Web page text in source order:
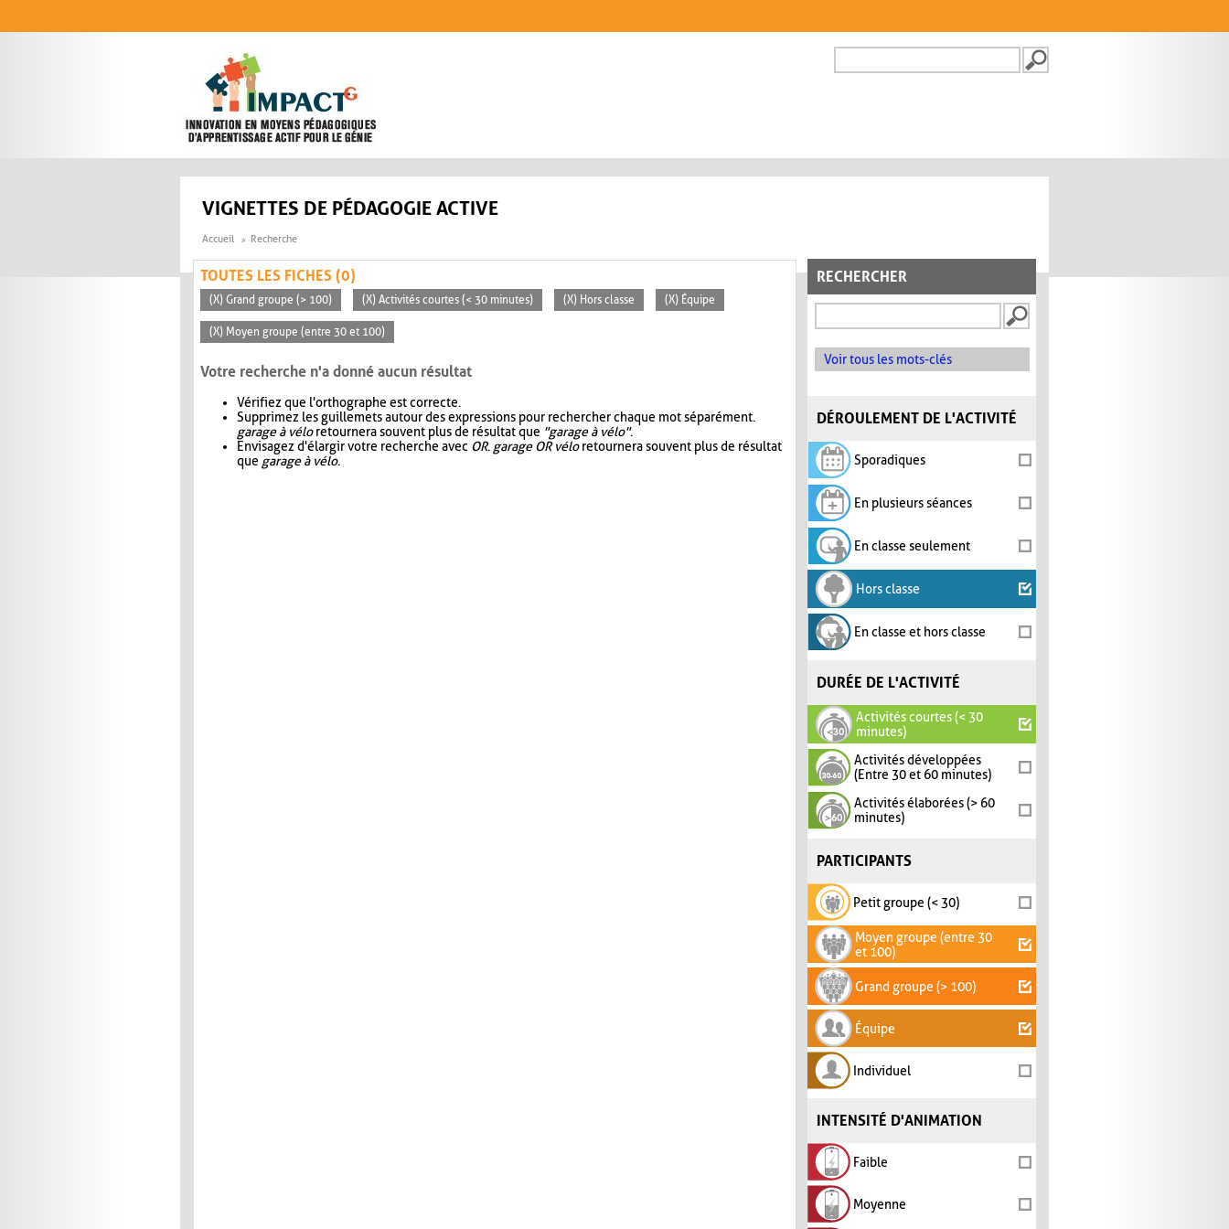
FORMULAIRE DE
VIGNETTES DE PÉDAGOGIE ACTIVE
Accueil Recherche
RECHERCHER
Voir tous les mots-clés
DÉROULEMENT DE L'ACTIVITÉ
Sporadiques
En plusieurs séances
En classe seulement
Hors classe
En classe et hors classe
DURÉE DE L'ACTIVITÉ
Activités courtes (< 30
minutes)
Activités développées
(Entre 30 et 60 minutes)
Activités élaborées (> 60
minutes)
PARTICIPANTS
Petit groupe (< 30)
Moyen groupe (entre 30
et 100)
Grand groupe (> 100)
Équipe
Individuel
INTENSITÉ D'ANIMATION
Faible
Moyenne
TOUTES LES FICHES (0)
(X) Grand groupe (> 100) (X) Activités courtes (< 30 minutes) (X) Hors classe (X) Équipe
(X) Moyen groupe (entre 30 et 100)
Votre recherche n'a donné aucun résultat
Vérifiez que l'orthographe est correcte.
Supprimez les guillemets autour des expressions pour rechercher chaque mot séparément.
garage à véloretournera souvent plus de résultat que "garage à vélo".
Envisagez d'élargir votre recherche avec OR. garage OR véloretournera souvent plus de résultat
que garage à vélo.